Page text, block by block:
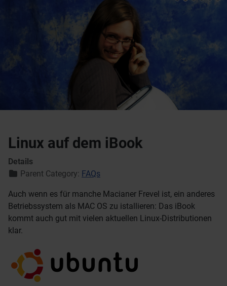
Linux auf dem iBook
Details
Parent Category: FAQs
Auch wenn es für manche Macianer Frevel ist, ein anderes
Betriebssystem als MAC OS zu istallieren: Das iBook
kommt auch gut mit vielen aktuellen Linux-Distributionen
klar.